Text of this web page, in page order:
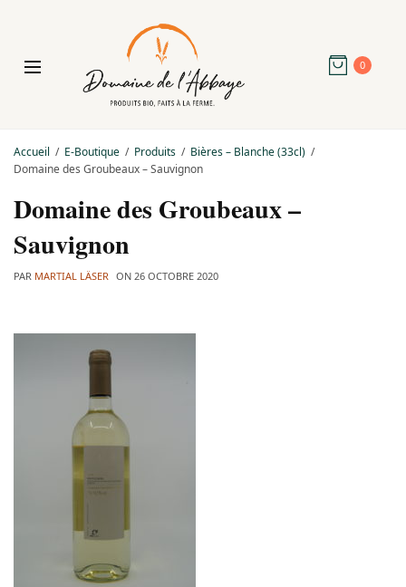
0
Accueil E-Boutique Produits
Bières – Blanche (33cl)
Domaine des Groubeaux – Sauvignon
Domaine des Groubeaux –
Sauvignon
PAR MARTIAL LÄSER ON 26 OCTOBRE 2020